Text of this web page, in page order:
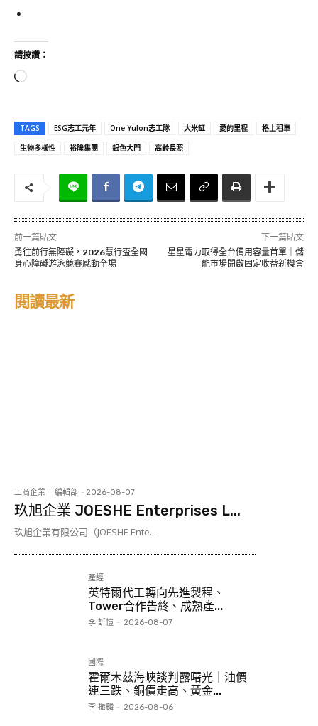
請按讚：
正
入
.
.
TAGS ESG志工元年 One Yulon志工隊 大米缸 愛的里程
格上租車
生物多樣性
裕隆集團 銀色大門 高齡長照
前一篇貼文
勇往前行無障礙，2026慧行盃全國
身心障礙游泳競賽感動全場
下一篇貼文
星星電力取得全台備用容量首單｜儲
能市場開啟固定收益新機會
閱讀最新
工商企業 編輯部 - 2026-08-07
玖旭企業 JOESHE Enterprises L...
玖旭企業有限公司（JOESHE Ente...
產經
英特爾代工轉向先進製程、
Tower合作告終、成熟產...
李 訢愷 - 2026-08-07
國際
霍爾木茲海峽談判露曙光｜油價
連三跌、銅價走高、黃金...
李 振麟 - 2026-08-06